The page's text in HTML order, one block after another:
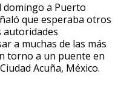
domingo a Puerto
que esperaba otros
autoridades
a muchas de las más
torno a un puente en
Acuña, México.